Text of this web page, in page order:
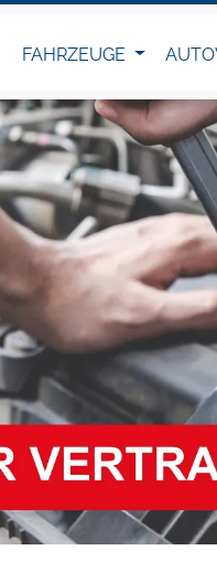
FAHRZEUGE